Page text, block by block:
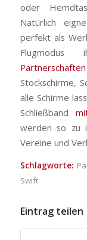
oder
Natürlich
perfekt als
Partnerschaften
Stockschirme,
alle Schirme
Schließband
werden so zu
Vereine und
Schlagworte:
Swift
Eintrag teilen